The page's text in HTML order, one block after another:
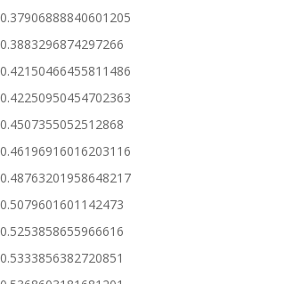
0.37906888840601205
0.3883296874297266
0.42150466455811486
0.42250950454702363
0.4507355052512868
0.46196916016203116
0.48763201958648217
0.5079601601142473
0.5253858655966616
0.5333856382720851